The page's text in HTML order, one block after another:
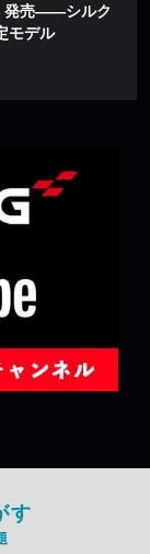
発売——シルク
モデル
す